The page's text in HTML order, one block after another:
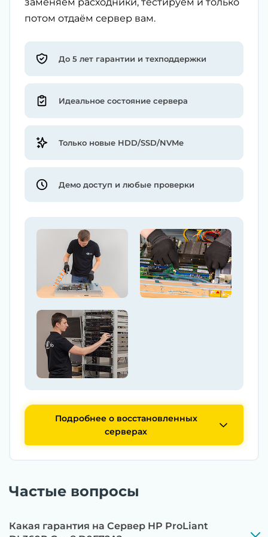
потом отдаём сервер вам.
До 5 лет гарантии и техподдержки
Идеальное состояние сервера
Только новые HDD/SSD/NVMe
Демо доступ и любые проверки
Подробнее о восстановленных
серверах
Частые вопросы
Какая гарантия на Сервер HP ProLiant